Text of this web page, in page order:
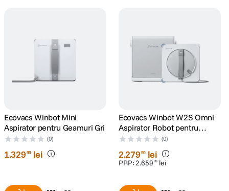
canon sx740 hs
8. dji mic mini
9 dji osmo
Ecovacs Winbot Mini
Aspirator pentru Geamuri Gri
(0)
1.32999 lei
Ecovacs Winbot W2S Omni
Aspirator Robot pentru
Geamuri
(0)
2.27990 lei
PRP:2.659 99 lei